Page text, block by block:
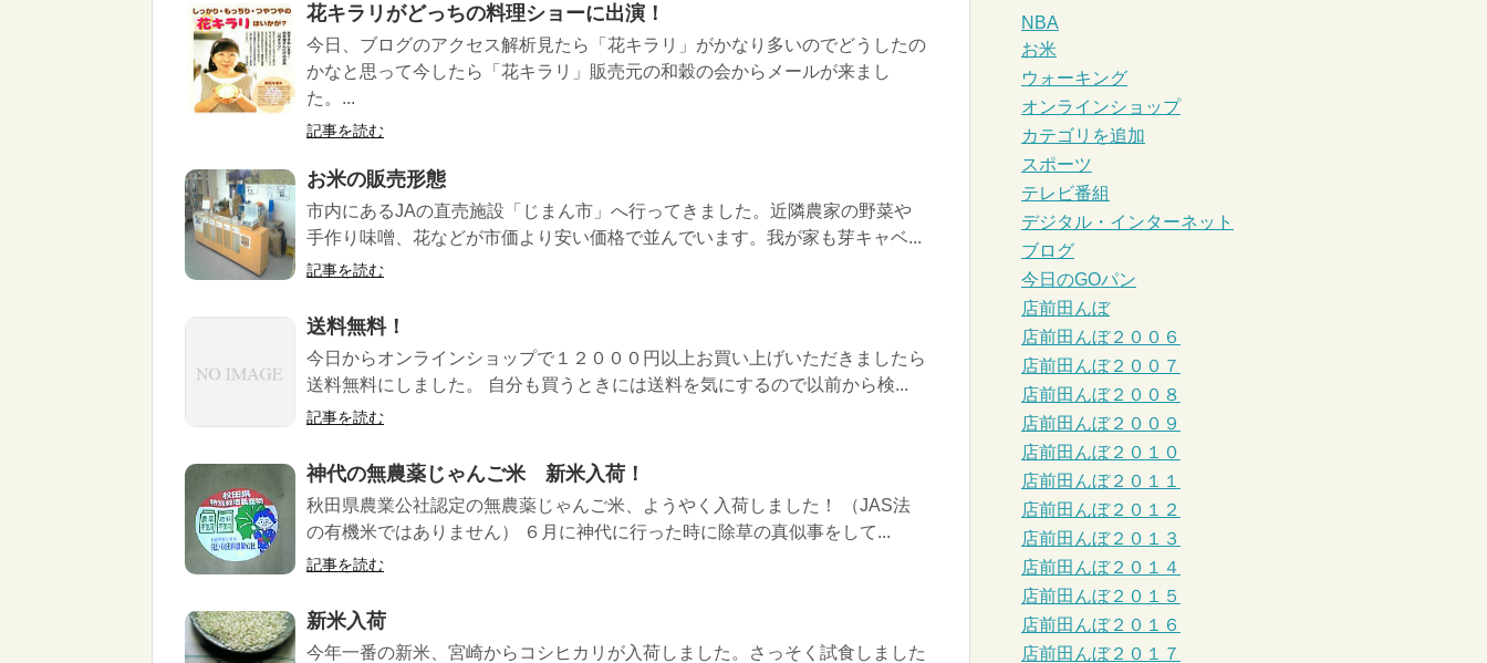
花キラリがどっちの料理ショーに出演！
今日、ブログのアクセス解析見たら「花キラリ」がかなり多いのでどうしたの
かなと思って今したら「花キラリ」販売元の和穀の会からメールが来まし
た。...
記事を読む
お米の販売形態
市内にあるJAの直売施設「じまん市」へ行ってきました。近隣農家の野菜や
手作り味噌、花などが市価より安い価格で並んでいます。我が家も芽キャベ...
記事を読む
送料無料！
今日からオンラインショップで１２０００円以上お買い上げいただきましたら
送料無料にしました。 自分も買うときには送料を気にするので以前から検...
記事を読む
神代の無農薬じゃんご米 新米入荷！
秋田県農業公社認定の無農薬じゃんご米、ようやく入荷しました！ （JAS法
の有機米ではありません） ６月に神代に行った時に除草の真似事をして...
記事を読む
新米入荷
今年一番の新米、宮崎からコシヒカリが入荷しました。さっそく試食しました
NBA
お米
ウォーキング
オンラインショップ
カテゴリを追加
スポーツ
テレビ番組
デジタル・インターネット
ブログ
今日のGOパン
店前田んぼ
店前田んぼ２００６
店前田んぼ２００７
店前田んぼ２００８
店前田んぼ２００９
店前田んぼ２０１０
店前田んぼ２０１１
店前田んぼ２０１２
店前田んぼ２０１３
店前田んぼ２０１４
店前田んぼ２０１５
店前田んぼ２０１６
店前田んぼ２０１７